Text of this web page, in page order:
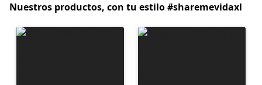
Nuestros productos, con tu estilo #sharemevidaxl